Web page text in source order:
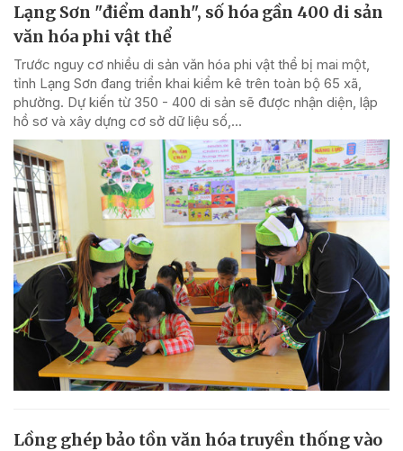
Lạng Sơn "điểm danh", số hóa gần 400 di sản
văn hóa phi vật thể
Trước nguy cơ nhiều di sản văn hóa phi vật thể bị mai một,
tỉnh Lạng Sơn đang triển khai kiểm kê trên toàn bộ 65 xã,
phường. Dự kiến từ 350 - 400 di sản sẽ được nhận diện, lập
hồ sơ và xây dựng cơ sở dữ liệu số,...
Lồng ghép bảo tồn văn hóa truyền thống vào